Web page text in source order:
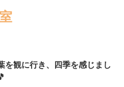
を観に行き、四季を感じまし